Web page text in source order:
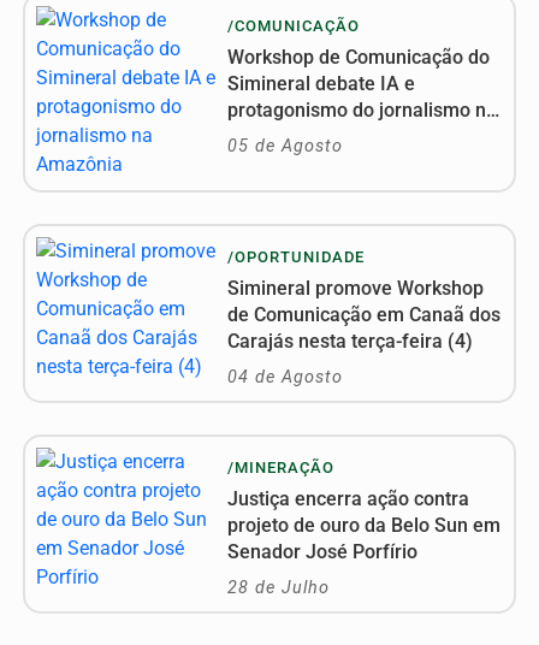
/COMUNICAÇÃO
Workshop de Comunicação do
Simineral debate IA e
protagonismo do jornalismo na
Amazônia
05 de Agosto
/OPORTUNIDADE
Simineral promove Workshop
de Comunicação em Canaã dos
Carajás nesta terça-feira (4)
04 de Agosto
/MINERAÇÃO
Justiça encerra ação contra
projeto de ouro da Belo Sun em
Senador José Porfírio
28 de Julho